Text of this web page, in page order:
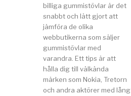
billiga gummistövlar är det
snabbt och lätt gjort att
jämföra de olika
webbutikerna som säljer
gummistövlar med
varandra. Ett tips är att
hålla dig till välkända
märken som Nokia, Tretorn
och andra aktörer med lång